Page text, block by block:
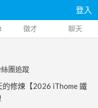
登入
徵才 聊天
團追蹤
修煉【2026 iThome 鐵